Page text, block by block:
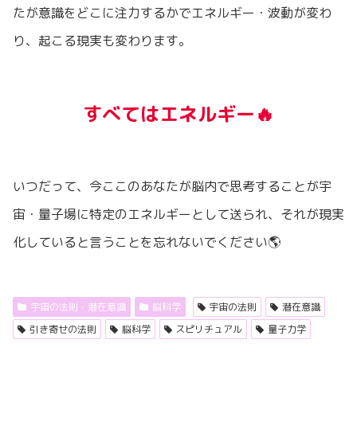
たが意識をどこに注力するかでエネルギー・波動が変わ
り、起こる現実も変わります。
すべてはエネルギー🔥
いつだって、今ここのあなたが脳内で思考することが宇
宙・量子場に特定のエネルギーとして送られ、それが現実
化していると言うことを忘れないでください🌎
宇宙の法則・潜在意識 脳科学 宇宙の法則
潜在意識
引き寄せの法則
脳科学 スピリチュアル 量子力学